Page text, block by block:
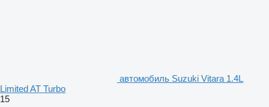
автомобиль Suzuki Vitara 1.4L
Limited AT Turbo
15